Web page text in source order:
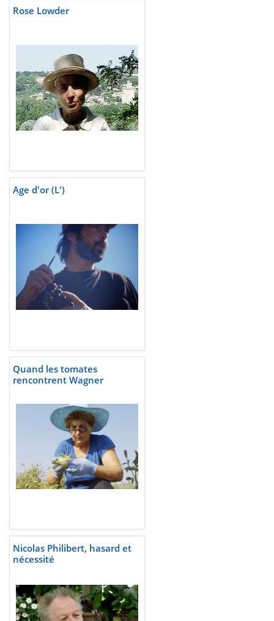
Rose Lowder
Age d'or (L')
Quand les tomates
rencontrent Wagner
Nicolas Philibert, hasard et
nécessité